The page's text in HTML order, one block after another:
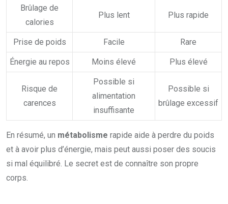
Brûlage de
calories
Plus lent Plus rapide
Prise de poids Facile Rare
Énergie au repos Moins élevé Plus élevé
Risque de
carences
Possible si
alimentation
insuffisante
Possible si
brûlage excessif
En résumé, un métabolisme rapide aide à perdre du poids
et à avoir plus d’énergie, mais peut aussi poser des soucis
si mal équilibré. Le secret est de connaître son propre
corps.